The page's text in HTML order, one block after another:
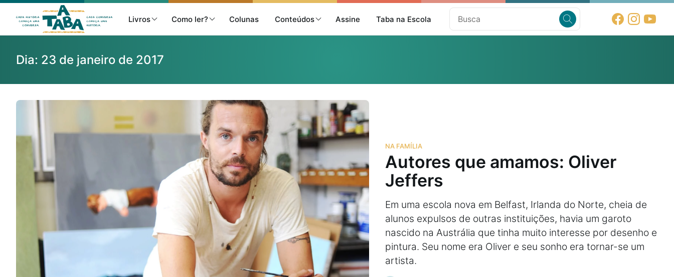
Livros Como ler? Colunas Conteúdos Assine Taba na Escola
Resenhas
Clube de Leitores
Na escola
Na família
Dia: 23 de janeiro de 2017
NA FAMÍLIA
Autores que amamos: Oliver
Jeffers
Em uma escola nova em Belfast, Irlanda do Norte, cheia de
alunos expulsos de outras instituições, havia um garoto
nascido na Austrália que tinha muito interesse por desenho e
pintura. Seu nome era Oliver e seu sonho era tornar-se um
artista.